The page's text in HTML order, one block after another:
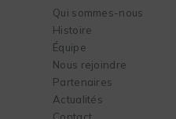
Qui sommes-nous
Histoire
Équipe
Nous rejoindre
Partenaires
Actualités